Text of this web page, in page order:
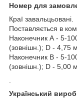
Номер для
Краї завальцьовані.
Поставляється в
Наконечник А - 5-
(зовнішн.); D - 4,75
Наконечник В - 5-
(зовнішн.); D - 5,00
.
Український